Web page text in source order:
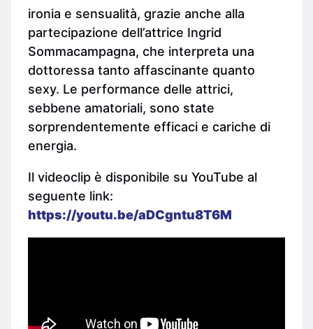
ironia e sensualità, grazie anche alla
partecipazione dell’attrice Ingrid
Sommacampagna, che interpreta una
dottoressa tanto affascinante quanto
sexy. Le performance delle attrici,
sebbene amatoriali, sono state
sorprendentemente efficaci e cariche di
energia.
Il videoclip è disponibile su YouTube al
seguente link:
https://youtu.be/aDCgntu8T6M